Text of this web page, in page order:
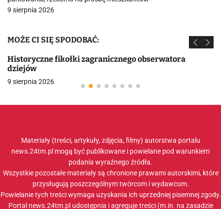
9 sierpnia 2026
MOŻE CI SIĘ SPODOBAĆ:
Historyczne fikołki zagranicznego obserwatora
dziejów
9 sierpnia 2026
Materiały (treści, artykuły, zdjęcia, filmy) autorstwa portalu
news.24tm.pl mogą być publikowane i powielane pod warunkiem
podania wyraźnego źródła.
Wszystkie pozostałe materiały są chronione prawami autorskimi, które
przysługują poszczególnym twórcom i wydawcom.
Powielanie tych treści wymaga uzyskania ich uprzedniej pisemnej zgody.
Portal news.24tm.pl udostępnia i agreguje treści (m.in. na zasadzie